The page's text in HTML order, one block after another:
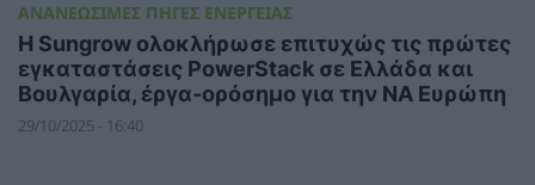
ΑΝΑΝΕΩΣΙΜΕΣ ΠΗΓΕΣ ΕΝΕΡΓΕΙΑΣ
Η Sungrow ολοκλήρωσε επιτυχώς τις πρώτες
εγκαταστάσεις PowerStack σε Ελλάδα και
Βουλγαρία, έργα-ορόσημο για την ΝΑ Ευρώπη
29/10/2025 - 16:40